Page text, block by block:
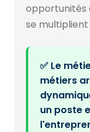
opportunités
se multiplient
✅ Le
métiers
un poste